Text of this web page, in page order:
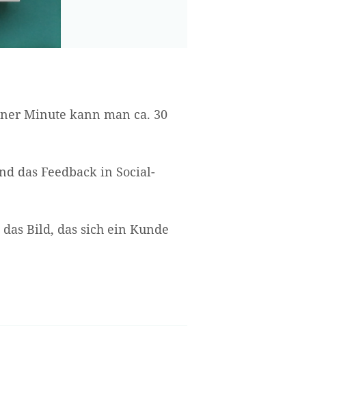
Minute kann man ca. 30
das Feedback in Social-
Bild, das sich ein Kunde